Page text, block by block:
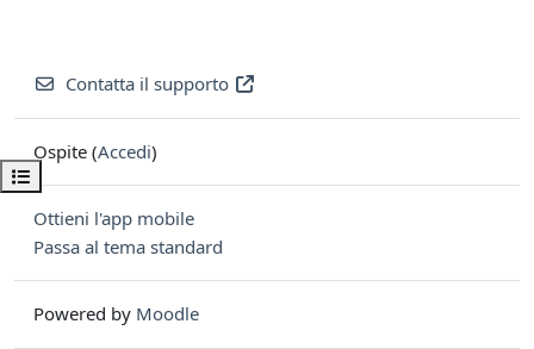
Apri indice del corso
Contatta il supporto
Ospite (Accedi)
Ottieni l'app mobile
Passa al tema standard
Powered by Moodle